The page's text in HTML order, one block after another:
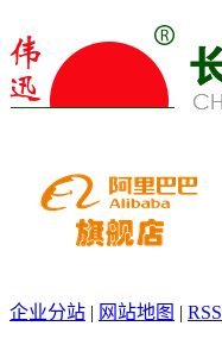
企业分站 | 网站地图 | RSS